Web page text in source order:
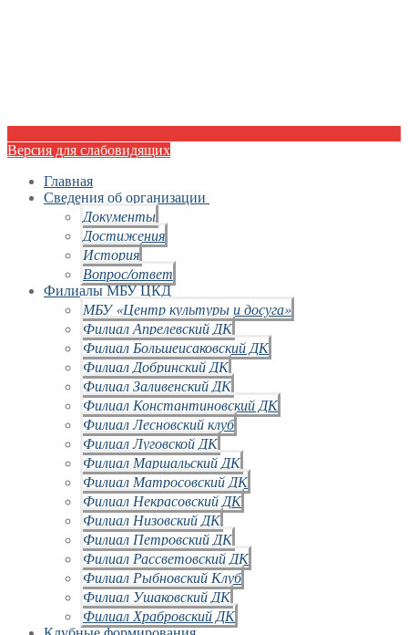
Версия для слабовидящих
Главная
Сведения об организации
Документы
Достижения
История
Вопрос/ответ
Филиалы МБУ ЦКД
МБУ «Центр культуры и досуга»
Филиал Апрелевский ДК
Филиал Большеисаковский ДК
Филиал Добринский ДК
Филиал Заливенский ДК
Филиал Константиновский ДК
Филиал Лесновский клуб
Филиал Луговской ДК
Филиал Маршальский ДК
Филиал Матросовский ДК
Филиал Некрасовский ДК
Филиал Низовский ДК
Филиал Петровский ДК
Филиал Рассветовский ДК
Филиал Рыбновский Клуб
Филиал Ушаковский ДК
Филиал Храбровский ДК